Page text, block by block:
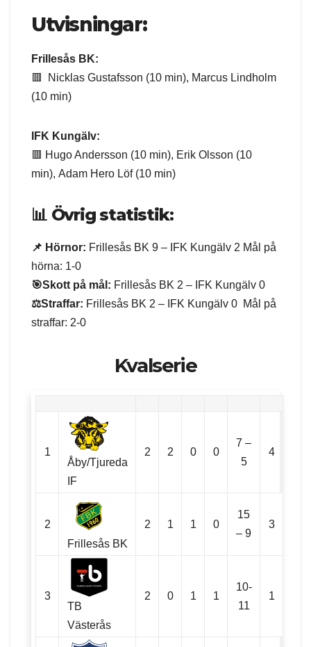
Utvisningar:
Frillesås BK:
🟥 Nicklas Gustafsson (10 min), Marcus Lindholm
(10 min)
IFK Kungälv:
🟥 Hugo Andersson (10 min), Erik Olsson (10
min), Adam Hero Löf (10 min)
📊 Övrig statistik:
📌 Hörnor: Frillesås BK 9 – IFK Kungälv 2 Mål på
hörna: 1-0
🎯Skott på mål: Frillesås BK 2 – IFK Kungälv 0
⚖️Straffar: Frillesås BK 2 – IFK Kungälv 0 Mål på
straffar: 2-0
Kvalserie
1
Åby/Tjureda
IF
2 2 0 0
7 –
5
4
2
Frillesås BK
2 1 1 0
15
– 9
3
3
TB
Västerås
2 0 1 1
10-
11
1